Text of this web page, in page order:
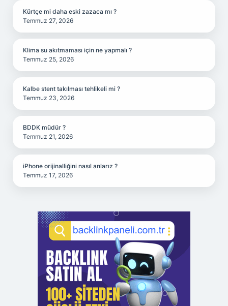
Kürtçe mi daha eski zazaca mı ?
Temmuz 27, 2026
Klima su akıtmaması için ne yapmalı ?
Temmuz 25, 2026
Kalbe stent takılması tehlikeli mi ?
Temmuz 23, 2026
BDDK müdür ?
Temmuz 21, 2026
iPhone orijinalliğini nasıl anlarız ?
Temmuz 17, 2026